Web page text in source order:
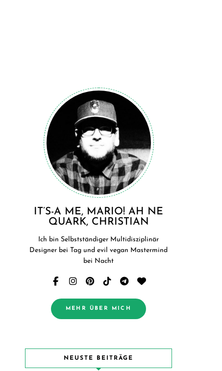
IT’S-A ME, MARIO! AH NE
QUARK, CHRISTIAN
Ich bin Selbstständiger Multidisziplinär
Designer bei Tag und evil vegan Mastermind
bei Nacht
MEHR ÜBER MICH
NEUSTE BEITRÄGE